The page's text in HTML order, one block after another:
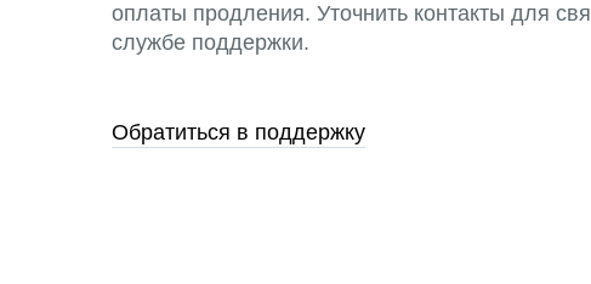
оплаты продления. Уточнить контакты для
службе поддержки.
Обратиться в поддержку